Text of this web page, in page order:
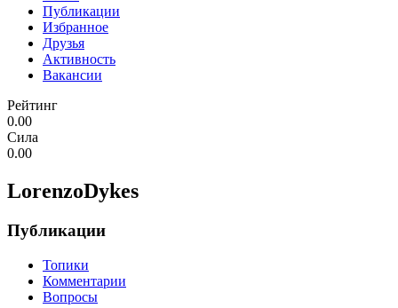
Публикации
Избранное
Друзья
Активность
Вакансии
Рейтинг
0.00
Сила
0.00
LorenzoDykes
Публикации
Топики
Комментарии
Вопросы